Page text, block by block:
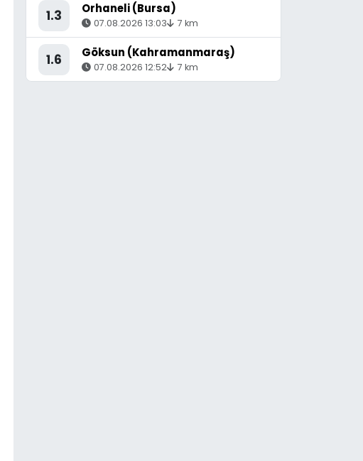
1.3 Orhaneli (Bursa)
07.08.2026 13:03 7 km
1.6 Göksun (Kahramanmaraş)
07.08.2026 12:52 7 km